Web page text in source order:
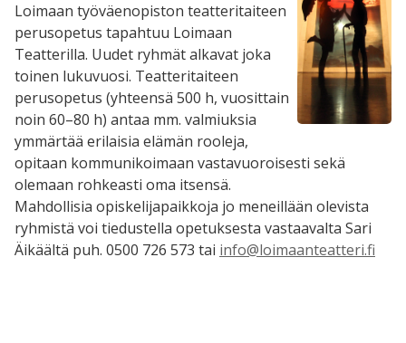
Loimaan työväenopiston teatteritaiteen
perusopetus tapahtuu Loimaan
Teatterilla. Uudet ryhmät alkavat joka
toinen lukuvuosi. Teatteritaiteen
perusopetus (yhteensä 500 h, vuosittain
noin 60–80 h) antaa mm. valmiuksia
ymmärtää erilaisia elämän rooleja,
opitaan kommunikoimaan vastavuoroisesti sekä
olemaan rohkeasti oma itsensä.
Mahdollisia opiskelijapaikkoja jo meneillään olevista
ryhmistä voi tiedustella opetuksesta vastaavalta Sari
Äikäältä puh. 0500 726 573 tai info@loimaanteatteri.fi